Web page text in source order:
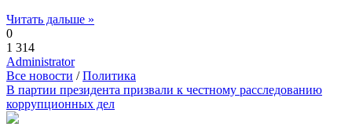
Читать дальше »
0
1 314
Administrator
Все новости /Политика
В партии президента призвали к честному расследованию
коррупционных дел